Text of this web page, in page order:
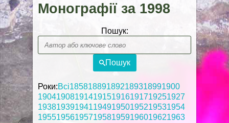
Монографії за 1998
Пошук:
Пошук
Роки:Всі185818891892189318991900
19041908191419151916191719251927
19381939194119491950195219531954
19551956195719581959196019621963